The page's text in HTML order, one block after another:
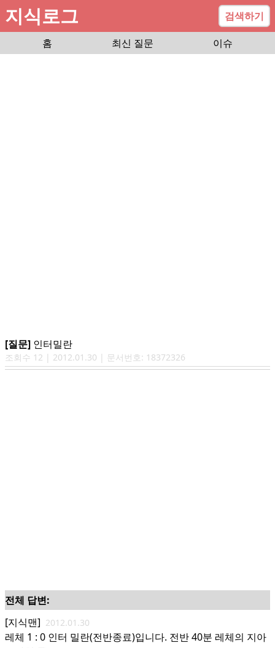
지식로그
검색하기
홈
최신 질문 이슈
[질문] 인터밀란
조회수 12 | 2012.01.30 | 문서번호: 18372326
전체 답변:
[지식맨] 2012.01.30
레체 1 : 0 인터 밀란(전반종료)입니다. 전반 40분 레체의 지아